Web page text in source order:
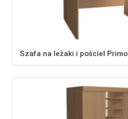
Szafa na leżaki i pościel Primo